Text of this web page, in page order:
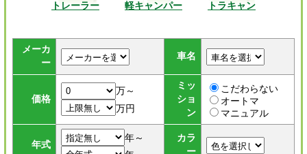
トレーラー 軽キャンパー トラキャン
メーカ
ー
車名
価格
万～
万円
ミッ
ショ
ン
こだわらない
オートマ
マニュアル
年式
年～
カラ
ー